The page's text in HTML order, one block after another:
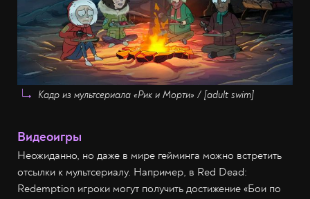
Кадр из мультсериала «Рик и Морти» / [adult swim]
Видеоигры
Неожиданно, но даже в мире гейминга можно встретить
отсылки к мультсериалу. Например, в Red Dead:
Redemption игроки могут получить достижение «Бои по